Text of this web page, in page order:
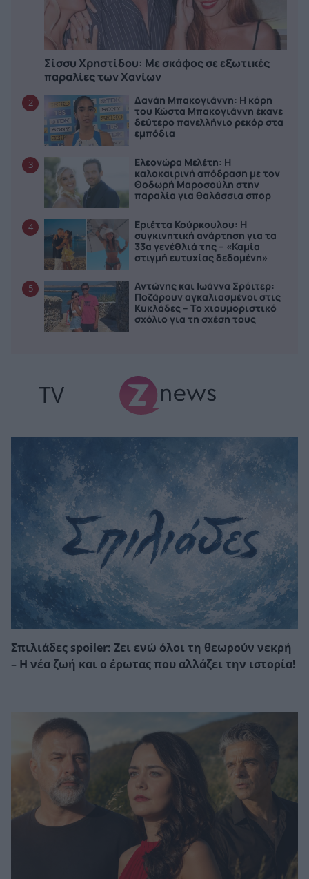
Σίσσυ Χρηστίδου: Με σκάφος σε εξωτικές
παραλίες των Χανίων
2
Δανάη Μπακογιάννη: Η κόρη
του Κώστα Μπακογιάννη έκανε
δεύτερο πανελλήνιο ρεκόρ στα
εμπόδια
3
Ελεονώρα Μελέτη: Η
καλοκαιρινή απόδραση με τον
Θοδωρή Μαροσούλη στην
παραλία για θαλάσσια σπορ
4
Εριέττα Κούρκουλου: Η
συγκινητική ανάρτηση για τα
33α γενέθλιά της – «Καμία
στιγμή ευτυχίας δεδομένη»
5
Αντώνης και Ιωάννα Σρόιτερ:
Ποζάρουν αγκαλιασμένοι στις
Κυκλάδες – Το χιουμοριστικό
σχόλιο για τη σχέση τους
TV
Σπιλιάδες spoiler: Ζει ενώ όλοι τη θεωρούν νεκρή
– Η νέα ζωή και ο έρωτας που αλλάζει την ιστορία!